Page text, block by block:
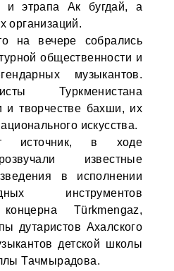
и этрапа Ак бугдай, а
организаций.
на вечере собрались
общественности и
музыкантов.
Туркменистана
и творчестве бахши, их
искусства.
источник, в ходе
известные
в исполнении
инструментов
концерна Türkmengaz,
дутаристов Ахалского
детской школы
Тачмырадова.